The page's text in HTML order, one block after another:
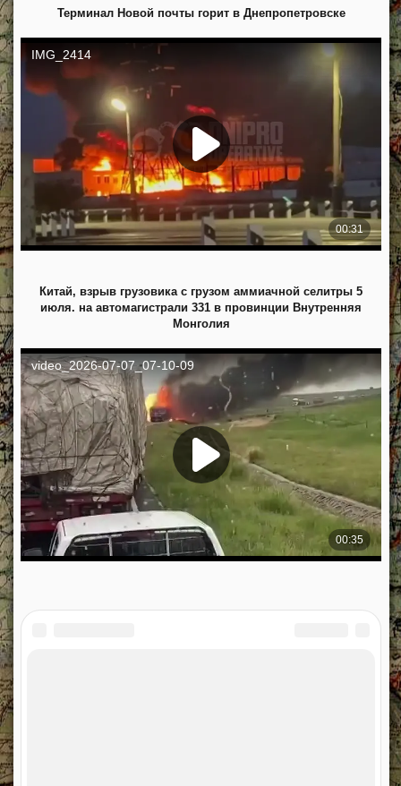
Терминал Новой почты горит в Днепропетровске
Китай, взрыв грузовика с грузом аммиачной селитры 5
июля. на автомагистрали 331 в провинции Внутренняя
Монголия